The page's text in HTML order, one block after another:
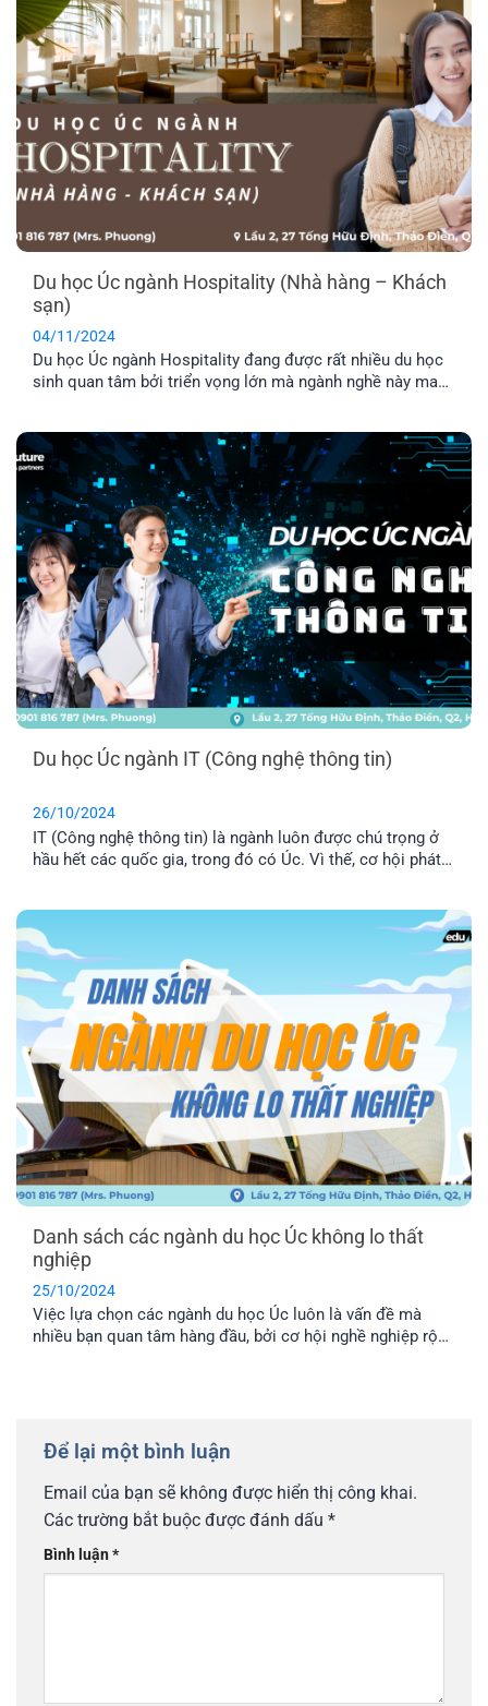
Du học Úc ngành Hospitality (Nhà hàng – Khách
sạn)
04/11/2024
Du học Úc ngành Hospitality đang được rất nhiều du học
sinh quan tâm bởi triển vọng lớn mà ngành nghề này mang
hiểu dưới đây nhé!
Du học Úc ngành IT (Công nghệ thông tin)
26/10/2024
IT (Công nghệ thông tin) là ngành luôn được chú trọng ở
hầu hết các quốc gia, trong đó có Úc. Vì thế, cơ hội phát
thức như thế nào? Hãy cùng khám phá sau đây nhé!
Danh sách các ngành du học Úc không lo thất
nghiệp
25/10/2024
Việc lựa chọn các ngành du học Úc luôn là vấn đề mà
nhiều bạn quan tâm hàng đầu, bởi cơ hội nghề nghiệp rộng
Để lại một bình luận
Email của bạn sẽ không được hiển thị công khai.
Các trường bắt buộc được đánh dấu *
Bình luận*